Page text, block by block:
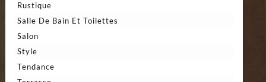
Rustique
Salle De Bain Et Toilettes
Salon
Style
Tendance